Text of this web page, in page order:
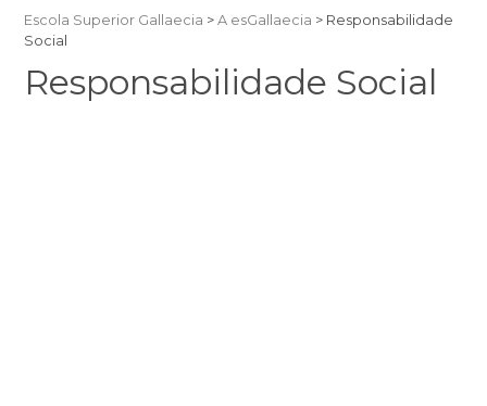
Escola Superior Gallaecia >A esGallaecia > Responsabilidade
Social
Responsabilidade Social